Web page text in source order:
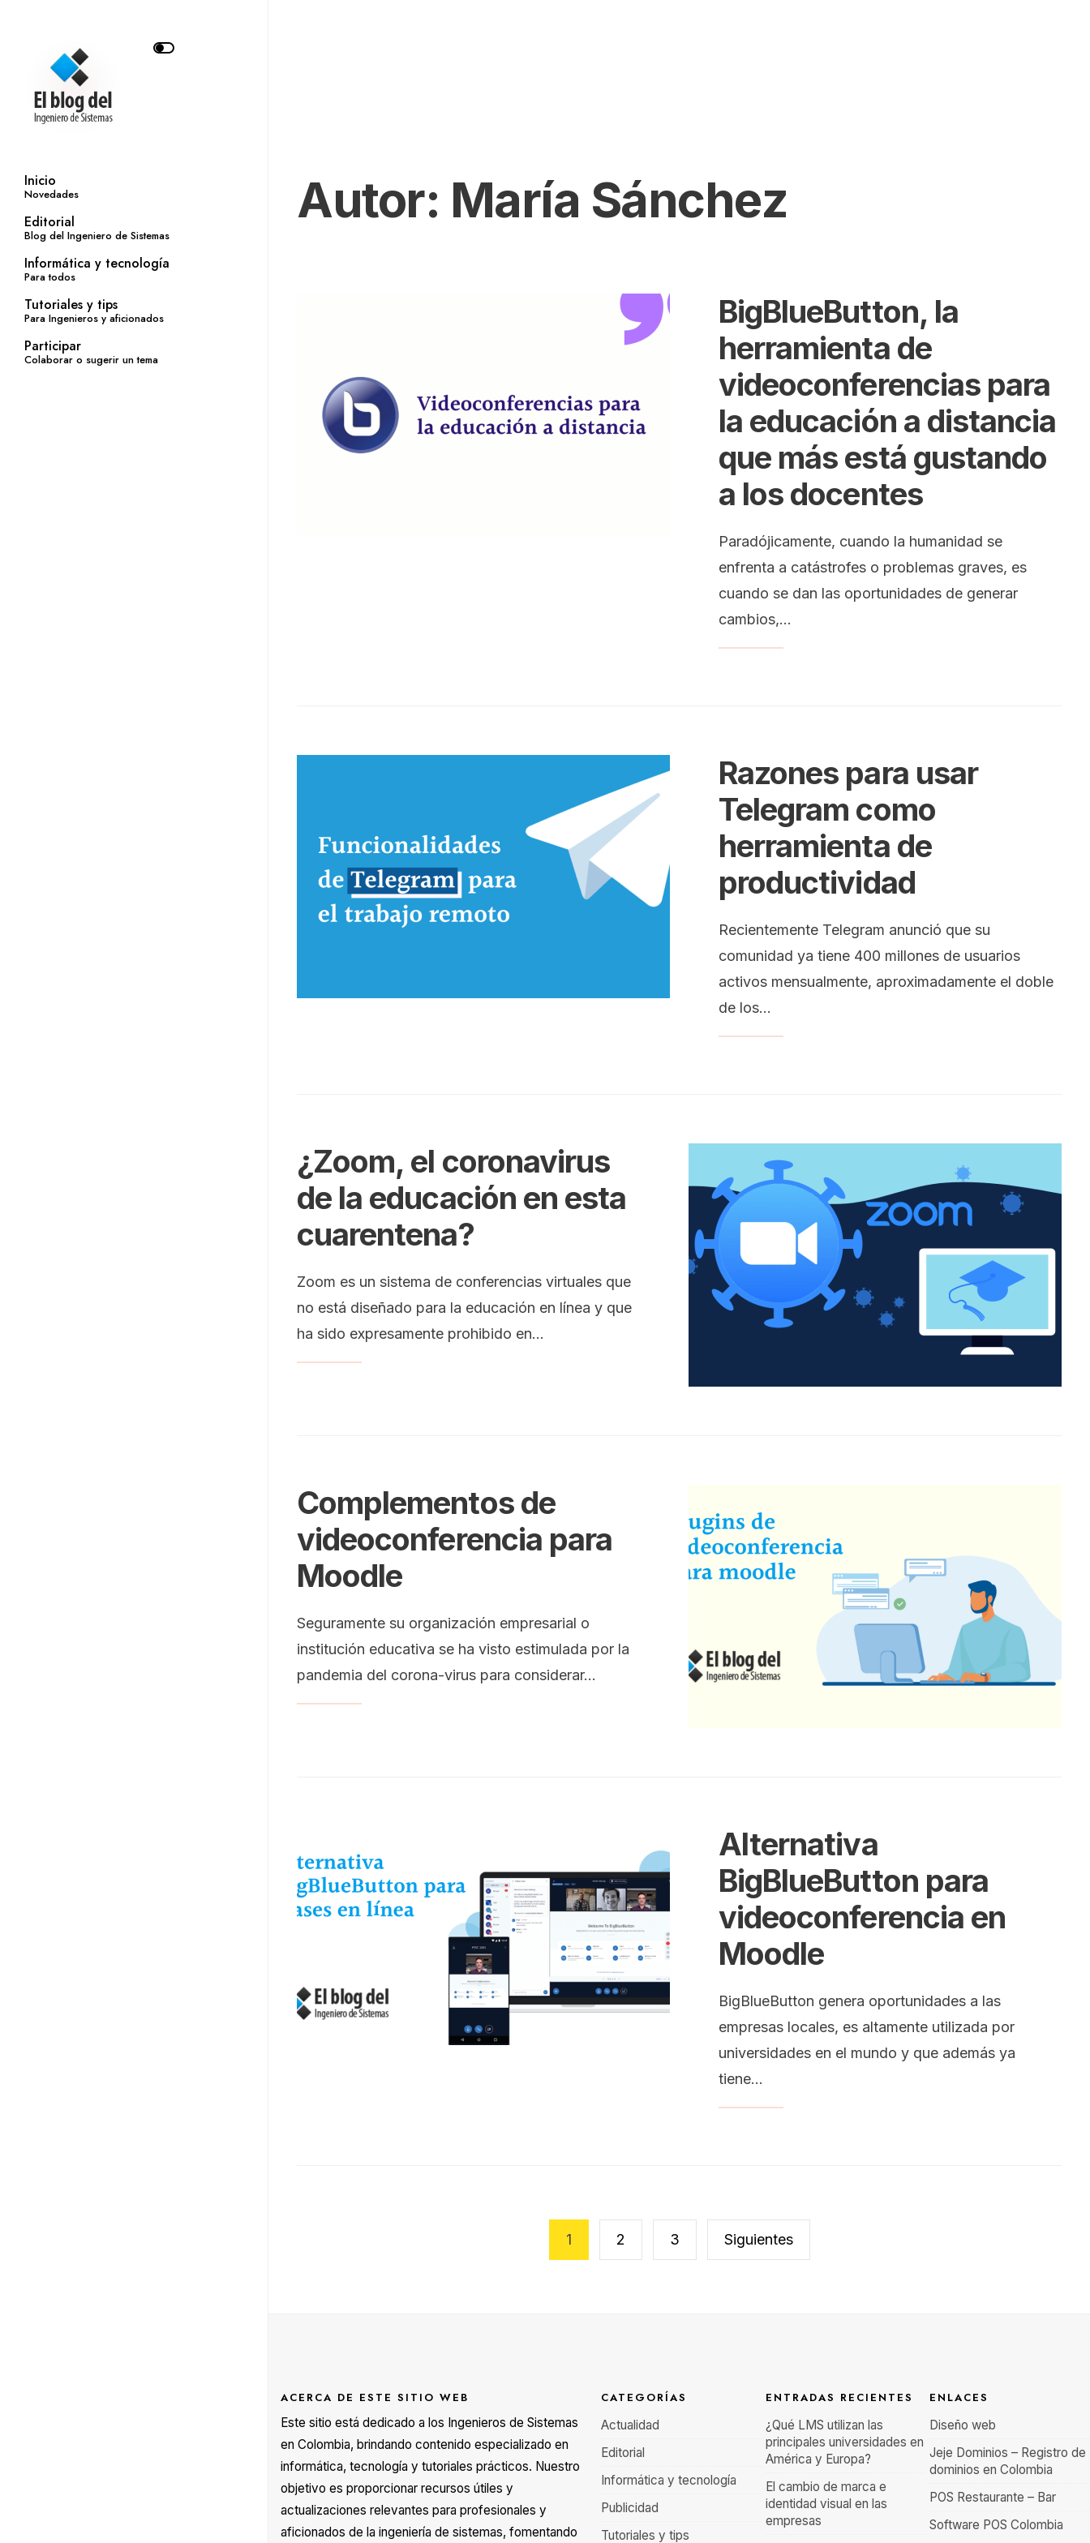
Inicio
Novedades
Editorial
Blog del Ingeniero de Sistemas
Informática y tecnología
Para todos
Tutoriales y tips
Para Ingenieros y aficionados
Participar
Colaborar o sugerir un tema
Autor: María Sánchez
BigBlueButton, la
herramienta de
videoconferencias para
la educación a distancia
que más está gustando
a los docentes
Paradójicamente, cuando la humanidad se
enfrenta a catástrofes o problemas graves, es
cuando se dan las oportunidades de generar
cambios,...
Razones para usar
Telegram como
herramienta de
productividad
Recientemente Telegram anunció que su
comunidad ya tiene 400 millones de usuarios
activos mensualmente, aproximadamente el doble
de los...
¿Zoom, el coronavirus
de la educación en esta
cuarentena?
Zoom es un sistema de conferencias virtuales que
no está diseñado para la educación en línea y que
ha sido expresamente prohibido en...
Complementos de
videoconferencia para
Moodle
Seguramente su organización empresarial o
institución educativa se ha visto estimulada por la
pandemia del corona-virus para considerar...
Alternativa
BigBlueButton para
videoconferencia en
Moodle
BigBlueButton genera oportunidades a las
empresas locales, es altamente utilizada por
universidades en el mundo y que además ya
tiene...
1 2 3 Siguientes
ACERCA DE ESTE SITIO WEB
Este sitio está dedicado a los Ingenieros de Sistemas
en Colombia, brindando contenido especializado en
informática, tecnología y tutoriales prácticos. Nuestro
objetivo es proporcionar recursos útiles y
actualizaciones relevantes para profesionales y
aficionados de la ingeniería de sistemas, fomentando
CATEGORÍAS
Actualidad
Editorial
Informática y tecnología
Publicidad
Tutoriales y tips
ENTRADAS RECIENTES
¿Qué LMS utilizan las
principales universidades en
América y Europa?
El cambio de marca e
identidad visual en las
empresas
ENLACES
Diseño web
Jeje Dominios – Registro de
dominios en Colombia
POS Restaurante – Bar
Software POS Colombia